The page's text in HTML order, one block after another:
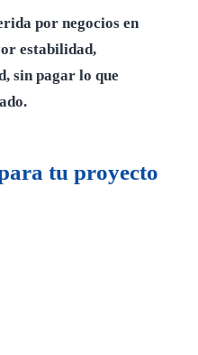
por negocios en
estabilidad,
sin pagar lo que
tu proyecto